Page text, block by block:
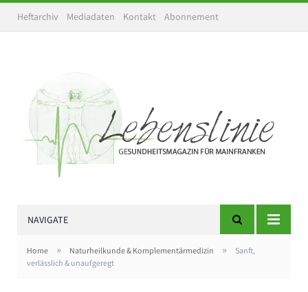
Heftarchiv Mediadaten Kontakt Abonnement
NAVIGATE
Home » Naturheilkunde & Komplementärmedizin »
Sanft,
verlässlich & unaufgeregt